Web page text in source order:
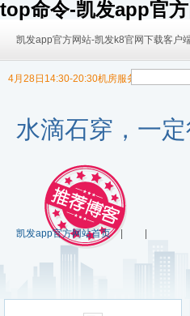
top命令-凯发app官
凯发app官方网站-凯发k8官网下载客户
水滴石穿，一定
4月28日14:30-20:30机房服务器迁移，暂
9/30日 14:00 -10/4日 08:00暂时无法发布
凯发app官方网站首页| |